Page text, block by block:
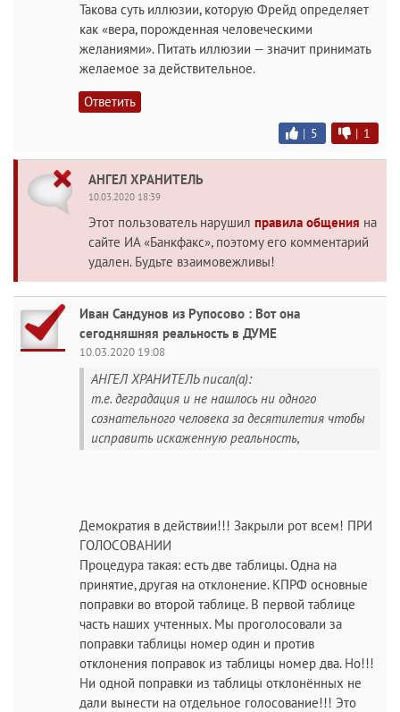
Такова суть иллюзии, которую Фрейд определяет
как «вера, порожденная человеческими
желаниями». Питать иллюзии — значит принимать
желаемое за действительное.
Ответить
| 5 | 1
АНГЕЛ ХРАНИТЕЛЬ
10.03.2020 18:39
Этот пользователь нарушил правила общения на
сайте ИА «Банкфакс», поэтому его комментарий
удален. Будьте взаимовежливы!
Иван Сандунов из Рупосово : Вот она
сегодняшняя реальность в ДУМЕ
10.03.2020 19:08
АНГЕЛ ХРАНИТЕЛЬ писал(а):
т.е. деградация и не нашлось ни одного
сознательного человека за десятилетия чтобы
исправить искаженную реальность,
Демократия в действии!!! Закрыли рот всем! ПРИ
ГОЛОСОВАНИИ
Процедура такая: есть две таблицы. Одна на
принятие, другая на отклонение. КПРФ основные
поправки во второй таблице. В первой таблице
часть наших учтенных. Мы проголосовали за
поправки таблицы номер один и против
отклонения поправок из таблицы номер два. Но!!!
Ни одной поправки из таблицы отклонённых не
дали вынести на отдельное голосование!!! Это